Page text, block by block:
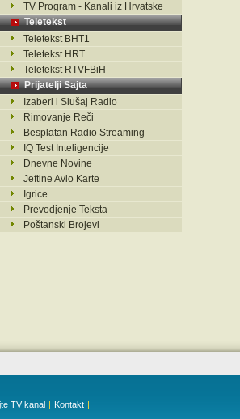
TV Program - Kanali iz Hrvatske
Teletekst
Teletekst BHT1
Teletekst HRT
Teletekst RTVFBiH
Prijatelji Sajta
Izaberi i Slušaj Radio
Rimovanje Reči
Besplatan Radio Streaming
IQ Test Inteligencije
Dnevne Novine
Jeftine Avio Karte
Igrice
Prevodjenje Teksta
Poštanski Brojevi
TV kanal | Kontakt |